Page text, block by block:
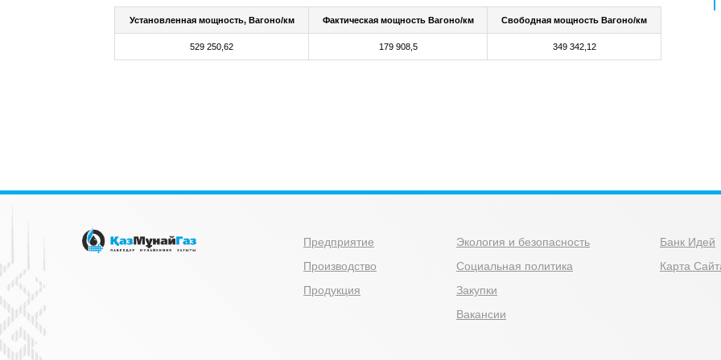
Установленная мощность, Вагоно/км Фактическая мощность Вагоно/км Свободная мощность Вагоно/км
529 250,62 179 908,5 349 342,12
Предприятие
Производство
Продукция
Экология и безопасность
Социальная политика
Закупки
Вакансии
Банк Идей
Карта